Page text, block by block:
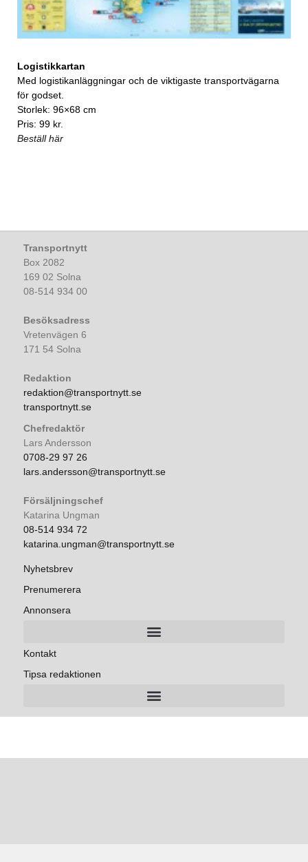
Logistikkartan
Med logistikanläggningar och de viktigaste transportvägarna
för godset.
Storlek: 96×68 cm
Pris: 99 kr.
Beställ här
Transportnytt
Box 2082
169 02 Solna
08-514 934 00
Besöksadress
Vretenvägen 6
171 54 Solna
Redaktion
redaktion@transportnytt.se
transportnytt.se
Chefredaktör
Lars Andersson
0708-29 97 26
lars.andersson@transportnytt.se
Försäljningschef
Katarina Ungman
08-514 934 72
katarina.ungman@transportnytt.se
Nyhetsbrev
Prenumerera
Annonsera
Kontakt
Tipsa redaktionen